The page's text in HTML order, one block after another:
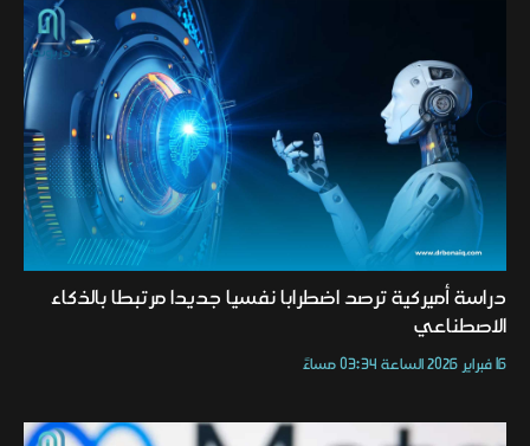
دراسة أميركية ترصد اضطرابا نفسيا جديدا مرتبطا بالذكاء
الاصطناعي
16 فبراير 2026 الساعة 03:34 مساءً